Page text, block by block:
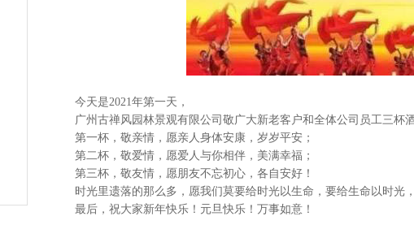
今天是2021年第一天，
广州古禅风园林景观有限公司敬广大新老客户和全体公司员工三杯酒
第一杯，敬亲情，愿亲人身体安康，岁岁平安；
第二杯，敬爱情，愿爱人与你相伴，美满幸福；
第三杯，敬友情，愿朋友不忘初心，各自安好！
时光里遗落的那么多，愿我们莫要给时光以生命，要给生命以时光，
最后，祝大家新年快乐！元旦快乐！万事如意！